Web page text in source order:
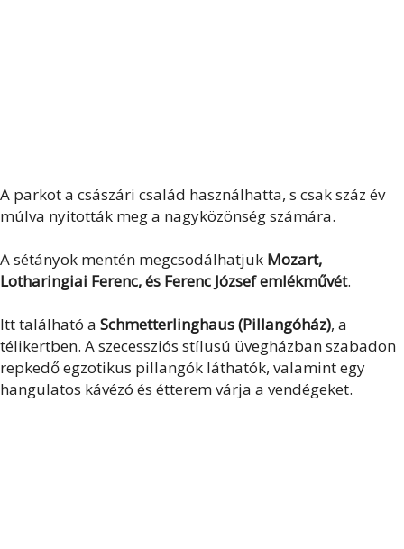
A parkot a császári család használhatta, s csak száz év
múlva nyitották meg a nagyközönség számára.
A sétányok mentén megcsodálhatjuk Mozart,
Lotharingiai Ferenc, és Ferenc József emlékművét.
Itt található a Schmetterlinghaus (Pillangóház), a
télikertben. A szecessziós stílusú üvegházban szabadon
repkedő egzotikus pillangók láthatók, valamint egy
hangulatos kávézó és étterem várja a vendégeket.